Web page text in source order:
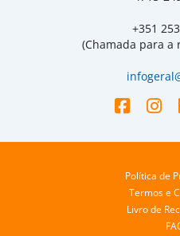
+351
(Chamada para a
Política de
Termos e
Livro de